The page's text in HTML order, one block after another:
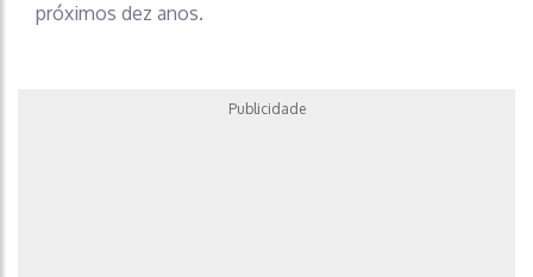
próximos dez anos.
Publicidade